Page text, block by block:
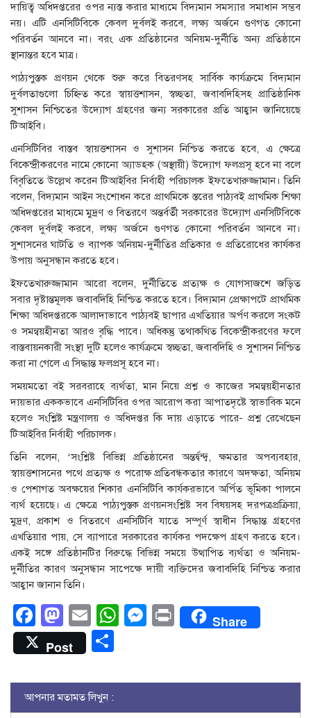
দায়িত্ব অধিদপ্তরের ওপর ন্যস্ত করার মাধ্যমে বিদ্যমান সমস্যার সমাধান সম্ভব
নয়। এটি এনসিটিবিকে কেবল দুর্বলই করবে, লক্ষ্য অর্জনে গুণগত কোনো
পরিবর্তন আনবে না। বরং এক প্রতিষ্ঠানের অনিয়ম-দুর্নীতি অন্য প্রতিষ্ঠানে
স্থানান্তর হবে মাত্র।
পাঠ্যপুস্তক প্রণয়ন থেকে শুরু করে বিতরণসহ সার্বিক কার্যক্রমে বিদ্যমান
দুর্বলতাগুলো চিহ্নিত করে স্বায়ত্তশাসন, স্বচ্ছতা, জবাবদিহিসহ প্রাতিষ্ঠানিক
সুশাসন নিশ্চিতের উদ্যোগ গ্রহণের জন‍্য সরকারের প্রতি আহ্বান জানিয়েছে
টিআইবি।
এনসিটিবির বাস্তব স্বায়ত্তশাসন ও সুশাসন নিশ্চিত করতে হবে, এ ক্ষেত্রে
বিকেন্দ্রীকরণের নামে কোনো অ্যাডহক (অস্থায়ী) উদ্যোগ ফলপ্রসূ হবে না বলে
বিবৃতিতে উল্লেখ করেন টিআইবির নির্বাহী পরিচালক ইফতেখারুজ্জামান। তিনি
বলেন, বিদ্যমান আইন সংশোধন করে প্রাথমিকে স্তরের পাঠ্যবই প্রাথমিক শিক্ষা
অধিদপ্তরের মাধ্যমে মুদ্রণ ও বিতরণে অন্তর্বর্তী সরকারের উদ্যোগ এনসিটিবিকে
কেবল দুর্বলই করবে, লক্ষ্য অর্জনে গুণগত কোনো পরিবর্তন আনবে না।
সুশাসনের ঘাটতি ও ব্যাপক অনিয়ম-দুর্নীতির প্রতিকার ও প্রতিরোধের কার্যকর
উপায় অনুসন্ধান করতে হবে।
ইফতেখারুজ্জামান আরো বলেন, দুর্নীতিতে প্রত্যক্ষ ও যোগসাজশে জড়িত
সবার দৃষ্টান্তমূলক জবাবদিহি নিশ্চিত করতে হবে। বিদ‍্যমান প্রেক্ষাপটে প্রাথমিক
শিক্ষা অধিদপ্তরকে আলাদাভাবে পাঠ্যবই ছাপার এখতিয়ার অর্পণ করলে সংকট
ও সমন্বয়হীনতা আরও বৃদ্ধি পাবে। অধিকন্তু তথাকথিত বিকেন্দ্রীকরণের ফলে
বাস্তবায়নকারী সংস্থা দুটি হলেও কার্যক্রমে স্বচ্ছতা, জবাবদিহি ও সুশাসন নিশ্চিত
করা না গেলে এ সিদ্ধান্ত ফলপ্রসূ হবে না।
সময়মতো বই সরবরাহে ব্যর্থতা, মান নিয়ে প্রশ্ন ও কাজের সমন্বয়হীনতার
দায়ভার এককভাবে এনসিটিবির ওপর আরোপ করা আপাতদৃষ্টে স্বাভাবিক মনে
হলেও সংশ্লিষ্ট মন্ত্রণালয় ও অধিদপ্তর কি দায় এড়াতে পারে- প্রশ্ন রেখেছেন
টিআইবির নির্বাহী পরিচালক।
তিনি বলেন, ‘সংশ্লিষ্ট বিভিন্ন প্রতিষ্ঠানের অন্তর্দ্বন্দ্ব, ক্ষমতার অপব্যবহার,
স্বায়ত্তশাসনের পথে প্রত্যক্ষ ও পরোক্ষ প্রতিবন্ধকতার কারণে অদক্ষতা, অনিয়ম
ও পেশাগত অবক্ষয়ের শিকার এনসিটিবি কার্যকরভাবে অর্পিত ভূমিকা পালনে
ব্যর্থ হয়েছে। এ ক্ষেত্রে পাঠ্যপুস্তক প্রণয়নসংশ্লিষ্ট সব বিষয়সহ দরপত্রপ্রক্রিয়া,
মুদ্রণ, প্রকাশ ও বিতরণে এনসিটিবি যাতে সম্পূর্ণ স্বাধীন সিদ্ধান্ত গ্রহণের
এখতিয়ার পায়, সে ব্যাপারে সরকারের কার্যকর পদক্ষেপ গ্রহণ করতে হবে।
একই সঙ্গে প্রতিষ্ঠানটির বিরুদ্ধে বিভিন্ন সময়ে উত্থাপিত ব্যর্থতা ও অনিয়ম-
দুর্নীতির কারণ অনুসন্ধান সাপেক্ষে দায়ী ব্যক্তিদের জবাবদিহি নিশ্চিত করার
আহ্বান জানান তিনি।
Facebook
Mastodon
EmailWhatsApp
Messenger
PrintShare
Post
আপনার মতামত লিখুন :